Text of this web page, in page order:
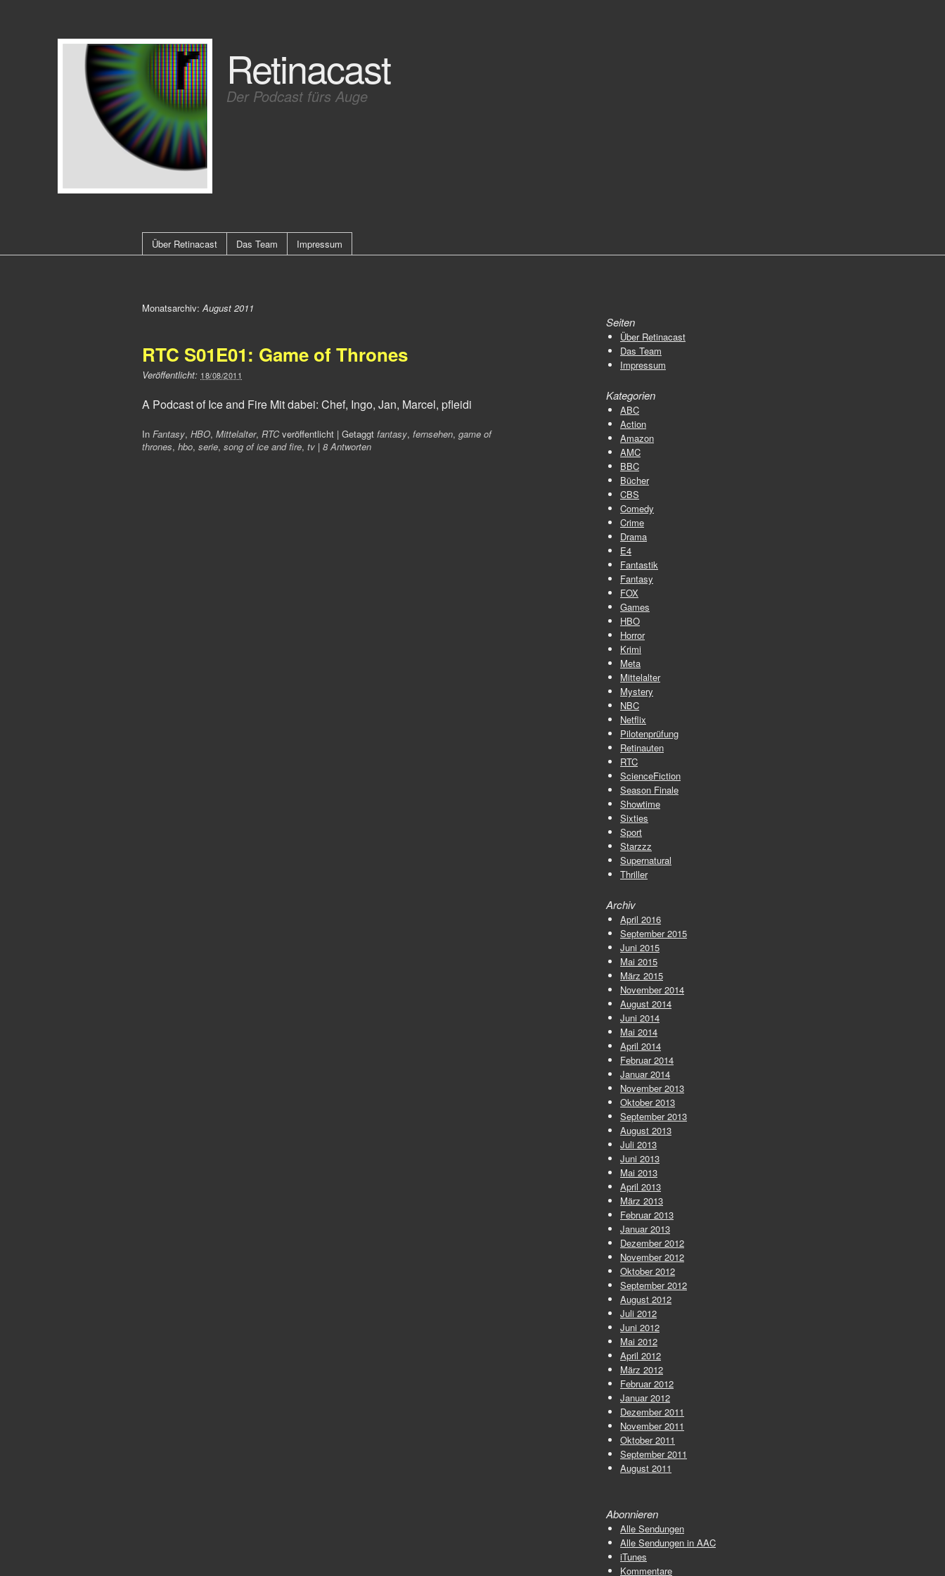
Retinacast
Der Podcast fürs Auge
Über Retinacast Das Team Impressum
Monatsarchiv:August 2011
RTC S01E01: Game of Thrones
Veröffentlicht: 18/08/2011
A Podcast of Ice and Fire Mit dabei: Chef, Ingo, Jan, Marcel, pfleidi
In Fantasy, HBO, Mittelalter, RTCveröffentlicht | Getaggt fantasy, fernsehen, game of
thrones, hbo, serie, song of ice and fire, tv | 8 Antworten
Seiten
Über Retinacast
Das Team
Impressum
Kategorien
ABC
Action
Amazon
AMC
BBC
Bücher
CBS
Comedy
Crime
Drama
E4
Fantastik
Fantasy
FOX
Games
HBO
Horror
Krimi
Meta
Mittelalter
Mystery
NBC
Netflix
Pilotenprüfung
Retinauten
RTC
ScienceFiction
Season Finale
Showtime
Sixties
Sport
Starzzz
Supernatural
Thriller
Archiv
April 2016
September 2015
Juni 2015
Mai 2015
März 2015
November 2014
August 2014
Juni 2014
Mai 2014
April 2014
Februar 2014
Januar 2014
November 2013
Oktober 2013
September 2013
August 2013
Juli 2013
Juni 2013
Mai 2013
April 2013
März 2013
Februar 2013
Januar 2013
Dezember 2012
November 2012
Oktober 2012
September 2012
August 2012
Juli 2012
Juni 2012
Mai 2012
April 2012
März 2012
Februar 2012
Januar 2012
Dezember 2011
November 2011
Oktober 2011
September 2011
August 2011
Abonnieren
Alle Sendungen
Alle Sendungen in AAC
iTunes
Kommentare